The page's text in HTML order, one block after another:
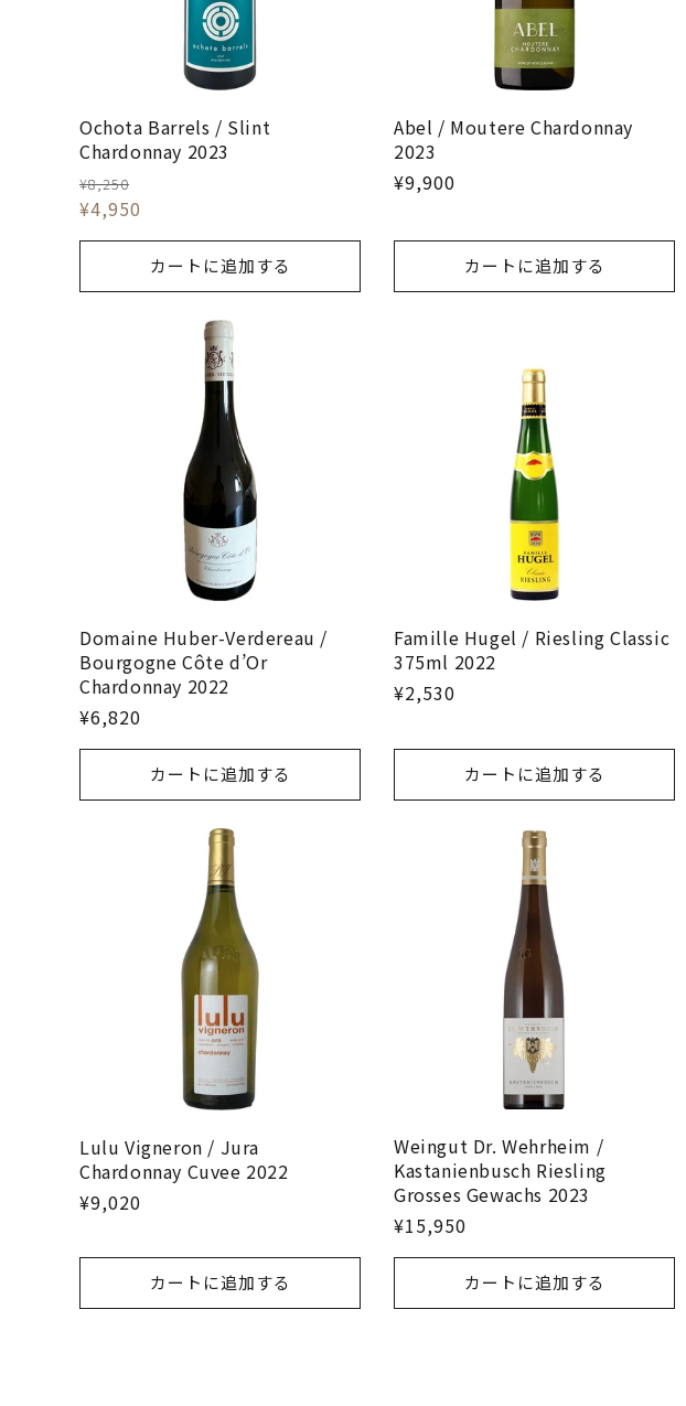
Ochota Barrels / Slint
Chardonnay 2023
¥8,250
¥4,950
カートに追加する
Abel / Moutere Chardonnay
2023
¥9,900
カートに追加する
Domaine Huber-Verdereau /
Bourgogne Côte d’Or
Chardonnay 2022
¥6,820
カートに追加する
Famille Hugel / Riesling Classic
375ml 2022
¥2,530
カートに追加する
Lulu Vigneron / Jura
Chardonnay Cuvee 2022
¥9,020
カートに追加する
Weingut Dr. Wehrheim /
Kastanienbusch Riesling
Grosses Gewachs 2023
¥15,950
カートに追加する